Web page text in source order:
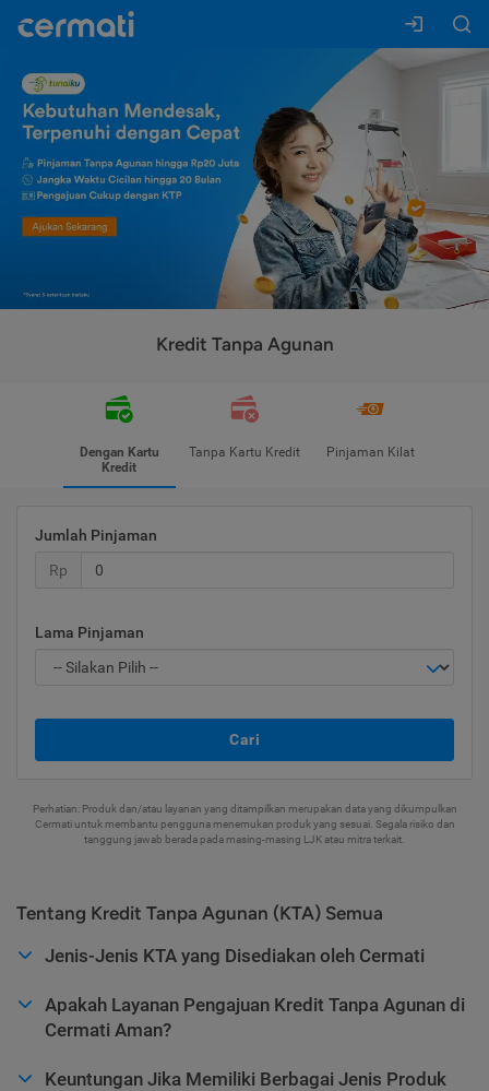
Kredit Tanpa Agunan
Dengan Kartu
Kredit
Tanpa Kartu Kredit Pinjaman Kilat
Jumlah Pinjaman
Rp
Lama Pinjaman
Cari
Perhatian: Produk dan/atau layanan yang ditampilkan merupakan data yang dikumpulkan
Cermati untuk membantu pengguna menemukan produk yang sesuai. Segala risiko dan
tanggung jawab berada pada masing-masing LJK atau mitra terkait.
Tentang Kredit Tanpa Agunan (KTA) Semua
Jenis-Jenis KTA yang Disediakan oleh Cermati
Apakah Layanan Pengajuan Kredit Tanpa Agunan di
Cermati Aman?
Keuntungan Jika Memiliki Berbagai Jenis Produk